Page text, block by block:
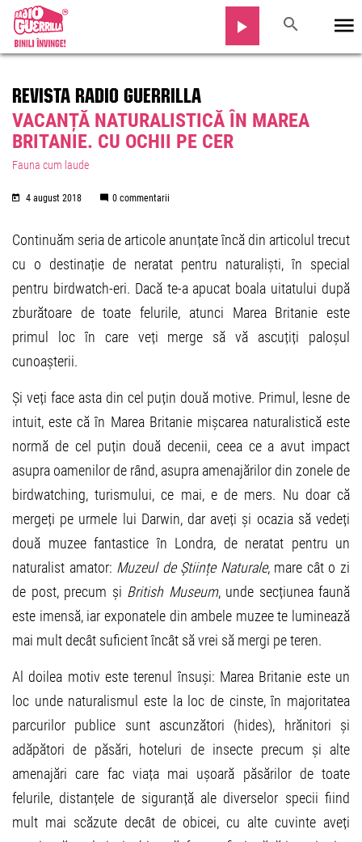
REVISTA RADIO GUERRILLA
VACANȚĂ NATURALISTICĂ ÎN MAREA
BRITANIE. CU OCHII PE CER
Fauna cum laude
4 august 2018 0 commentarii
Continuăm seria de articole anunțate încă din articolul trecut
cu o destinație de neratat pentru naturaliști, în special
pentru birdwatch-eri. Dacă te-a apucat boala uitatului după
zburătoare de toate felurile, atunci Marea Britanie este
primul loc în care veți merge să vă ascuțiți paloșul
cunoașterii.
Și veți face asta din cel puțin două motive. Primul, lesne de
intuit, este că în Marea Britanie mișcarea naturalistică este
normă de cel puțin două decenii, ceea ce a avut impact
asupra oamenilor de rând, asupra amenajărilor din zonele de
birdwatching, turismului, ce mai, e de mers. Nu doar că
mergeți pe urmele lui Darwin, dar aveți și ocazia să vedeți
două muzee fantastice în Londra, de neratat pentru un
naturalist amator: Muzeul de Științe Naturale, mare cât o zi
de post, precum și British Museum, unde secțiunea faună
este imensă, iar exponatele din ambele muzee te luminează
mai mult decât suficient încât să vrei să mergi pe teren.
Al doilea motiv este terenul însuși: Marea Britanie este un
loc unde naturalismul este la loc de cinste, în majoritatea
parcurilor publice sunt ascunzători (hides), hrănitori și
adăpători de păsări, hoteluri de insecte precum și alte
amenajări care fac viața mai ușoară păsărilor de toate
felurile, distanțele de siguranță ale diverselor specii fiind
mult mai scăzute decât de obicei, cu alte cuvinte aveți